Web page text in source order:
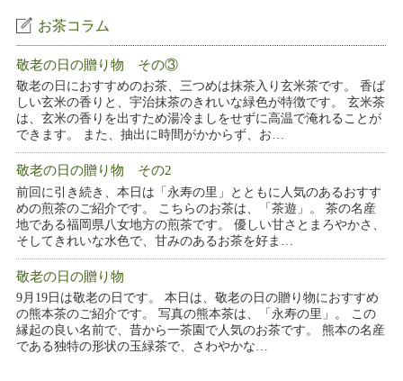
お茶コラム
敬老の日の贈り物 その③
敬老の日におすすめのお茶、三つめは抹茶入り玄米茶です。 香ば
しい玄米の香りと、宇治抹茶のきれいな緑色が特徴です。 玄米茶
は、玄米の香りを出すため湯冷ましをせずに高温で淹れることが
できます。 また、抽出に時間がかからず、お…
敬老の日の贈り物 その2
前回に引き続き、本日は「永寿の里」とともに人気のあるおすす
めの煎茶のご紹介です。 こちらのお茶は、「茶遊」。 茶の名産
地である福岡県八女地方の煎茶です。 優しい甘さとまろやかさ、
そしてきれいな水色で、甘みのあるお茶を好ま…
敬老の日の贈り物
9月19日は敬老の日です。 本日は、敬老の日の贈り物におすすめ
の熊本茶のご紹介です。 写真の熊本茶は、「永寿の里」。 この
縁起の良い名前で、昔から一茶園で人気のお茶です。 熊本の名産
である独特の形状の玉緑茶で、さわやかな…